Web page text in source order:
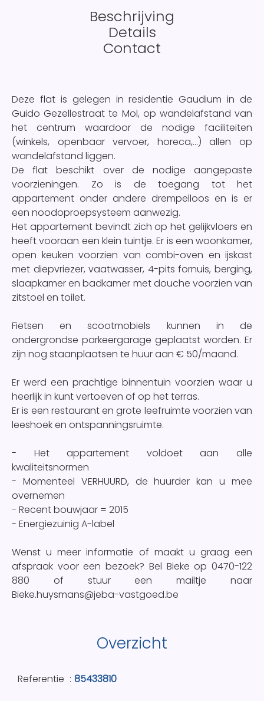
Beschrijving
Details
Contact
Deze flat is gelegen in residentie Gaudium in de
Guido Gezellestraat te Mol, op wandelafstand van
het centrum waardoor de nodige faciliteiten
(winkels, openbaar vervoer, horeca,...) allen op
wandelafstand liggen.
De flat beschikt over de nodige aangepaste
voorzieningen. Zo is de toegang tot het
appartement onder andere drempelloos en is er
een noodoproepsysteem aanwezig.
Het appartement bevindt zich op het gelijkvloers en
heeft vooraan een klein tuintje. Er is een woonkamer,
open keuken voorzien van combi-oven en ijskast
met diepvriezer, vaatwasser, 4-pits fornuis, berging,
slaapkamer en badkamer met douche voorzien van
zitstoel en toilet.
Fietsen en scootmobiels kunnen in de
ondergrondse parkeergarage geplaatst worden. Er
zijn nog staanplaatsen te huur aan € 50/maand.
Er werd een prachtige binnentuin voorzien waar u
heerlijk in kunt vertoeven of op het terras.
Er is een restaurant en grote leefruimte voorzien van
leeshoek en ontspanningsruimte.
- Het appartement voldoet aan alle
kwaliteitsnormen
- Momenteel VERHUURD, de huurder kan u mee
overnemen
- Recent bouwjaar = 2015
- Energiezuinig A-label
Wenst u meer informatie of maakt u graag een
afspraak voor een bezoek? Bel Bieke op 0470-122
880 of stuur een mailtje naar
Bieke.huysmans@jeba-vastgoed.be
Overzicht
Referentie 85433810